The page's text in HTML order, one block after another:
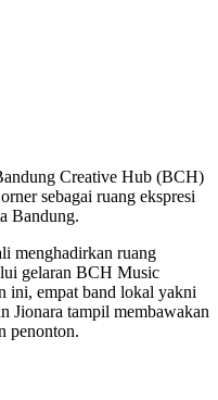
Creative Hub (BCH)
sebagai ruang ekspresi
Bandung.
menghadirkan ruang
gelaran BCH Music
ini, empat band lokal yakni
Jionara tampil membawakan
penonton.